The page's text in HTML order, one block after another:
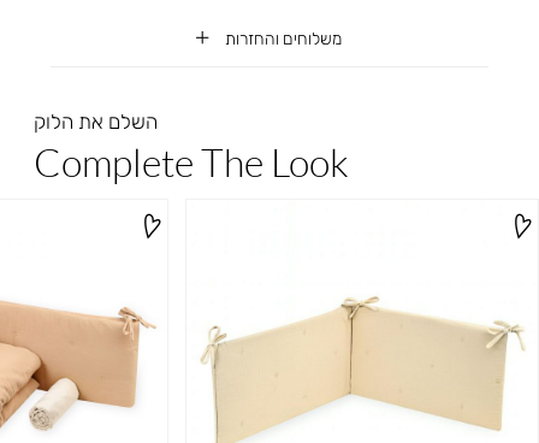
משלוחים והחזרות
השלם את הלוק
Complete The Look